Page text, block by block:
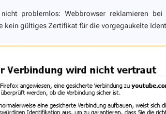
problemlos: Webbrowser reklamieren bei
kein gültiges Zertifikat für die vorgegaukelte